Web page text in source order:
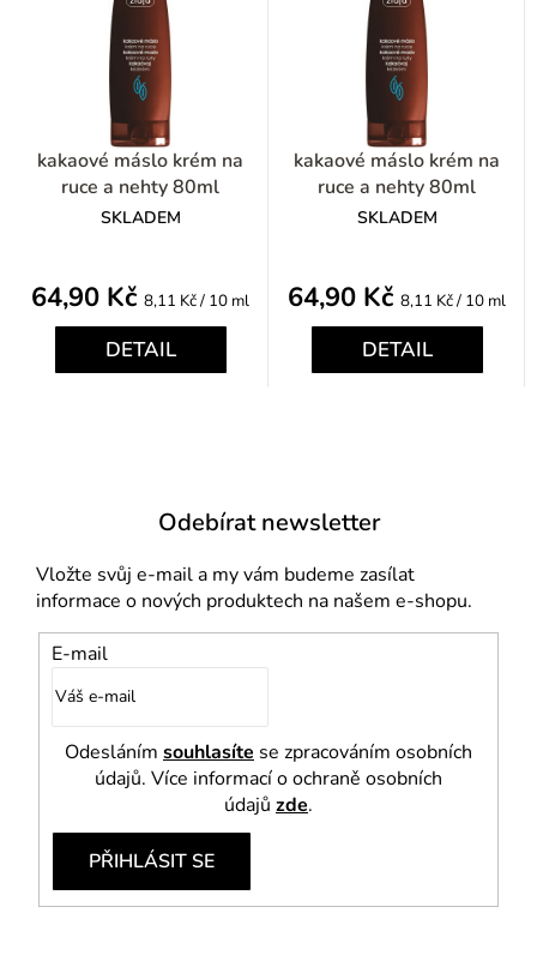
kakaové máslo krém na
ruce a nehty 80ml
SKLADEM
64,90 Kč Měrná
cena:
8,11 Kč / 10 ml
DETAIL
kakaové máslo krém na
ruce a nehty 80ml
SKLADEM
64,90 Kč Měrná
cena:
8,11 Kč / 10 ml
DETAIL
Odebírat newsletter
Vložte svůj e-mail a my vám budeme zasílat
informace o nových produktech na našem e-shopu.
E-mail
Odesláním souhlasíte se zpracováním osobních
údajů. Více informací o ochraně osobních
údajů zde.
PŘIHLÁSIT SE